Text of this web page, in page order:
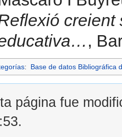
creient
,
: Base de datos Bibliográfica
página fue